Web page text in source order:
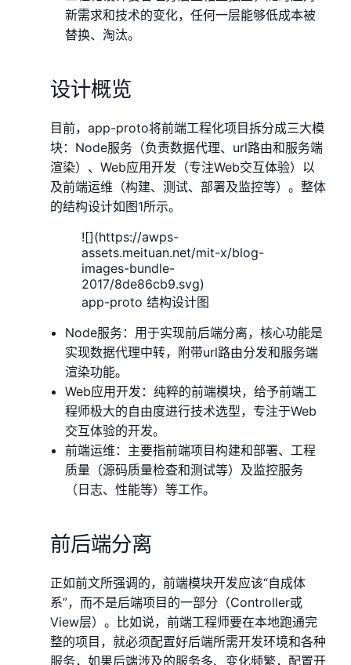
新需求和技术的变化，任何一层能够低成本被
替换、淘汰。
设计概览
目前，app-proto将前端工程化项目拆分成三大模
块：Node服务（负责数据代理、url路由和服务端
渲染）、Web应用开发（专注Web交互体验）以
及前端运维（构建、测试、部署及监控等）。整体
的结构设计如图1所示。
![](https://awps-
assets.meituan.net/mit-x/blog-
images-bundle-
2017/8de86cb9.svg)
app-proto 结构设计图
Node服务：用于实现前后端分离，核心功能是
实现数据代理中转，附带url路由分发和服务端
渲染功能。
Web应用开发：纯粹的前端模块，给予前端工
程师极大的自由度进行技术选型，专注于Web
交互体验的开发。
前端运维：主要指前端项目构建和部署、工程
质量（源码质量检查和测试等）及监控服务
（日志、性能等）等工作。
前后端分离
正如前文所强调的，前端模块开发应该“自成体
系”，而不是后端项目的一部分（Controller或
View层）。比如说，前端工程师要在本地跑通完
整的项目，就必须配置好后端所需开发环境和各种
服务，如果后端涉及的服务多、变化频繁，配置开